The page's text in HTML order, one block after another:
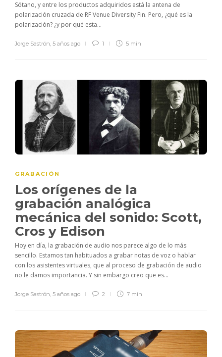
Sótano, y entre los productos adquiridos está la antena de
polarización cruzada de RF Venue Diversity Fin. Pero, ¿qué es la
polarización? ¿y por qué esta...
Jorge Sastrón, 5 años ago 1 5 min
GRABACIÓN
Los orígenes de la
grabación analógica
mecánica del sonido: Scott,
Cros y Edison
Hoy en día, la grabación de audio nos parece algo de lo más
sencillo. Estamos tan habituados a grabar notas de voz o hablar
con los asistentes virtuales, que al proceso de grabación de audio
no le damos importancia. Y sin embargo creo que es...
Jorge Sastrón, 5 años ago 2 7 min